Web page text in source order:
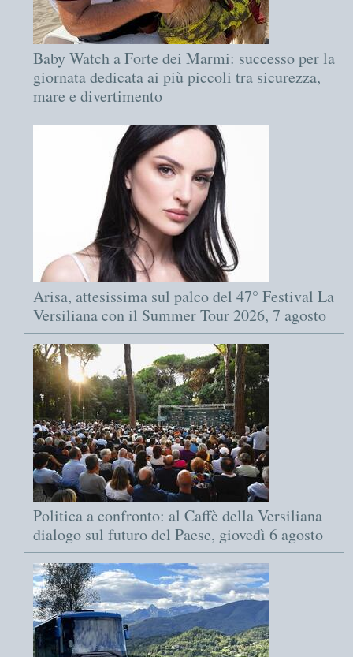
Baby Watch a Forte dei Marmi: successo per la
giornata dedicata ai più piccoli tra sicurezza,
mare e divertimento
Arisa, attesissima sul palco del 47° Festival La
Versiliana con il Summer Tour 2026, 7 agosto
Politica a confronto: al Caffè della Versiliana
dialogo sul futuro del Paese, giovedì 6 agosto